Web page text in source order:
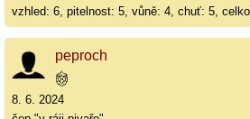
vzhled: 6, pitelnost: 5, vůně: 4, chuť: 5,
peproch
8. 6. 2024